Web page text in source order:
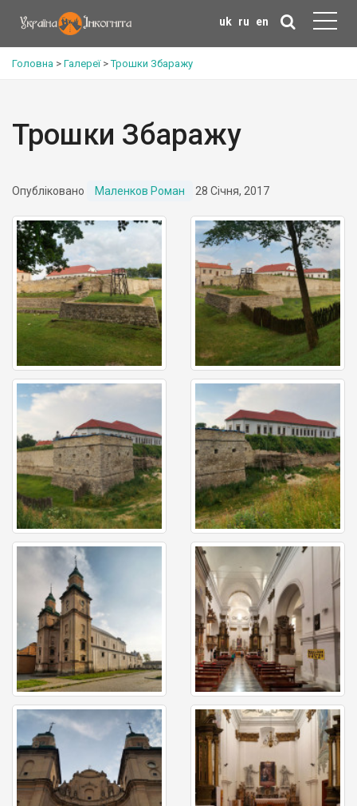
uk ru en
Головна > Галереї>Трошки Збаражу
Трошки Збаражу
Опубліковано Маленков Роман 28 Січня, 2017